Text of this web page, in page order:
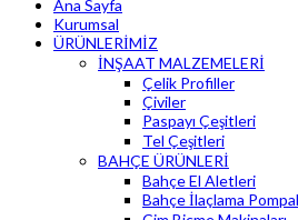
Ana Sayfa
Kurumsal
ÜRÜNLERİMİZ
İNŞAAT MALZEMELERİ
Çelik Profiller
Çiviler
Paspayı Çeşitleri
Tel Çeşitleri
BAHÇE ÜRÜNLERİ
Bahçe El Aletleri
Bahçe İlaçlama